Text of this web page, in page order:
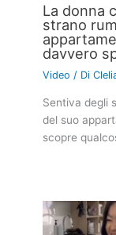
La donna
strano
davvero
Video / Di
Sentiva degli
del suo
scopre